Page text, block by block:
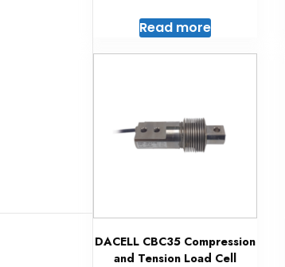
Read more
DACELL CBC35 Compression
and Tension Load Cell